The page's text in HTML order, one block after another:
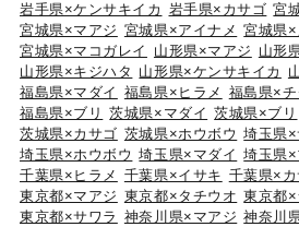
岩手県×ケンサキイカ 岩手県×カサゴ 宮
宮城県×マアジ 宮城県×アイナメ 宮城県
宮城県×マコガレイ
山形県×マアジ 山形
山形県×キジハタ 山形県×ケンサキイカ
福島県×マダイ 福島県×ヒラメ 福島県×チ
福島県×ブリ
茨城県×マダイ 茨城県×ブリ
茨城県×カサゴ 茨城県×ホウボウ 埼玉県×
埼玉県×ホウボウ 埼玉県×マダイ 埼玉県×
千葉県×ヒラメ 千葉県×イサキ 千葉県×
東京都×マアジ 東京都×タチウオ 東京都
東京都×サワラ 神奈川県×マアジ 神奈川